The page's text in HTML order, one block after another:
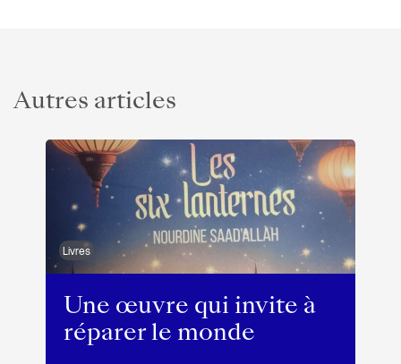
Autres articles
Livres
Une œuvre qui invite à
réparer le monde